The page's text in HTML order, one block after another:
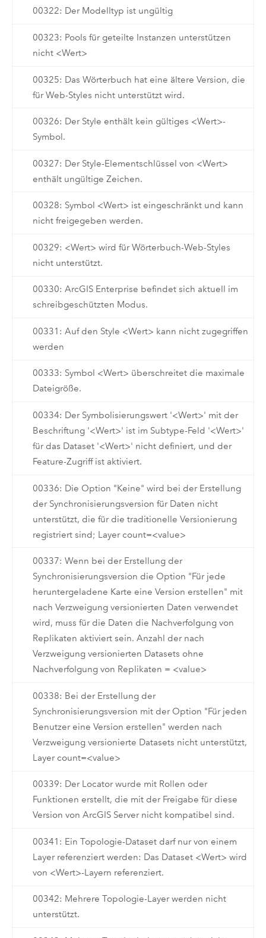
00322: Der Modelltyp ist ungültig
00323: Pools für geteilte Instanzen unterstützen
nicht <Wert>
00325: Das Wörterbuch hat eine ältere Version, die
für Web-Styles nicht unterstützt wird.
00326: Der Style enthält kein gültiges <Wert>-
Symbol.
00327: Der Style-Elementschlüssel von <Wert>
enthält ungültige Zeichen.
00328: Symbol <Wert> ist eingeschränkt und kann
nicht freigegeben werden.
00329: <Wert> wird für Wörterbuch-Web-Styles
nicht unterstützt.
00330: ArcGIS Enterprise befindet sich aktuell im
schreibgeschützten Modus.
00331: Auf den Style <Wert> kann nicht zugegriffen
werden
00333: Symbol <Wert> überschreitet die maximale
Dateigröße.
00334: Der Symbolisierungswert '<Wert>' mit der
Beschriftung '<Wert>' ist im Subtype-Feld '<Wert>'
für das Dataset '<Wert>' nicht definiert, und der
Feature-Zugriff ist aktiviert.
00336: Die Option "Keine" wird bei der Erstellung
der Synchronisierungsversion für Daten nicht
unterstützt, die für die traditionelle Versionierung
registriert sind; Layer count=<value>
00337: Wenn bei der Erstellung der
Synchronisierungsversion die Option "Für jede
heruntergeladene Karte eine Version erstellen" mit
nach Verzweigung versionierten Daten verwendet
wird, muss für die Daten die Nachverfolgung von
Replikaten aktiviert sein. Anzahl der nach
Verzweigung versionierten Datasets ohne
Nachverfolgung von Replikaten = <value>
00338: Bei der Erstellung der
Synchronisierungsversion mit der Option "Für jeden
Benutzer eine Version erstellen" werden nach
Verzweigung versionierte Datasets nicht unterstützt,
Layer count=<value>
00339: Der Locator wurde mit Rollen oder
Funktionen erstellt, die mit der Freigabe für diese
Version von ArcGIS Server nicht kompatibel sind.
00341: Ein Topologie-Dataset darf nur von einem
Layer referenziert werden: Das Dataset <Wert> wird
von <Wert>-Layern referenziert.
00342: Mehrere Topologie-Layer werden nicht
unterstützt.